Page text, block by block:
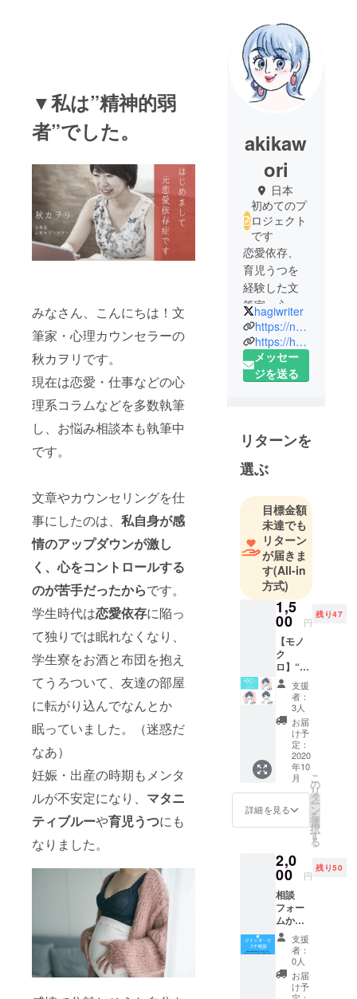
▼私は”精神的弱
者”でした。
みなさん、こんにちは！文
筆家・心理カウンセラーの
秋カヲリです。
現在は恋愛・仕事などの心
理系コラムなどを多数執筆
し、お悩み相談本も執筆中
です。
文章やカウンセリングを仕
事にしたのは、 私自身が感
情のアップダウンが激し
く、心をコントロールする
のが苦手だったからです。
学生時代は恋愛依存に陥っ
て独りでは眠れなくなり、
学生寮をお酒と布団を抱え
てうろついて、友達の部屋
に転がり込んでなんとか
眠っていました。（迷惑だ
なあ）
妊娠・出産の時期もメンタ
ルが不安定になり、 マタニ
ティブルーや育児うつにも
なりました。
akikaw
ori
日本
初めてのプ
ロジェクト
です
恋愛依存、
育児うつを
経験した文
筆家・心理
カウンセ
ラー。
求人広告・
化粧品広告
制作を経
て、2016年
よりフ
リー。取材
記事から広
告まで多数
執筆する
が、最近は
カウンセリ
ングライ
ターとして
のコラムに
注力中。
YouTuberを
はじめとす
る動画クリ
エイター取
材メディア
「スター研
究所」編集
長。
得意分野は
「恋愛・婚
カウンセリ
ング」「採
用・人事」
「マーケ
ティング」
「美容」。
大学で心理
学・社会学
hagiwriter
https://note.com/hagitaro1010
https://hagitaro1010.wixsite.com/writer
メッセー
ジを送る
リターンを
選ぶ
目標金額
未達でも
リターン
が届きま
す(All-in
方式)
1,5
00 円
残り47
【モノ
ク
ロ】“笑
顔”の似
顔絵 イ
ラスト
レー
ター・
漫画家
momo
mospar
kleさん
が、心
が明る
くな
顔”の似
顔絵ア
イコン
（200×
200px
）1点を
制作し
ます。
※プロ
ジェク
ト終了
支援
者：
3人
お届
け予
定：
2020
年10
月
詳細を見る
こ
の
リ
タ
ー
ン
を
選
択
す
る
2,0
00 円
残り50
相談
フォー
ムから
相談→
ツイッ
ター
（@hag
iwriter
支援
者：
0人
お届
け予